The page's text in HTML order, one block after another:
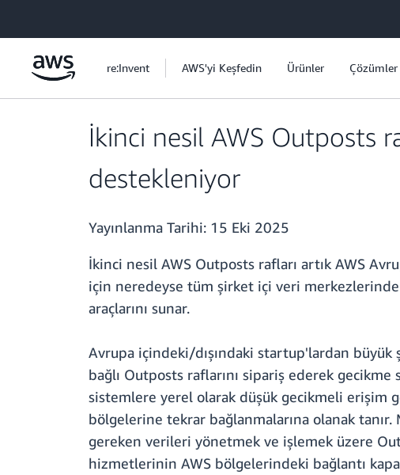
re:Invent AWS'yi Keşfedin Ürünler Çözümler
İkinci nesil AWS Outposts
destekleniyor
Yayınlanma Tarihi: 15 Eki 2025
İkinci nesil AWS Outposts rafları artık AWS
için neredeyse tüm şirket içi veri merkezlerinde
araçlarını sunar.
Avrupa içindeki/dışındaki startup'lardan
bağlı Outposts raflarını sipariş ederek
sistemlere yerel olarak düşük gecikmeli erişim
bölgelerine tekrar bağlanmalarına olanak
gereken verileri yönetmek ve işlemek üzere
hizmetlerinin AWS bölgelerindeki bağlantı